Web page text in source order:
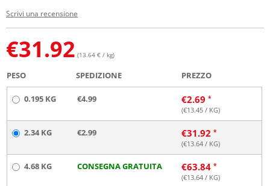
Scrivi una recensione
€31.92 (13.64 € / kg)
PESO SPEDIZIONE PREZZO
0.195 KG €4.99 €2.69
(€13.45 / KG)
2.34 KG €2.99 €31.92
(€13.64 / KG)
4.68 KG CONSEGNA GRATUITA €63.84
(€13.64 / KG)